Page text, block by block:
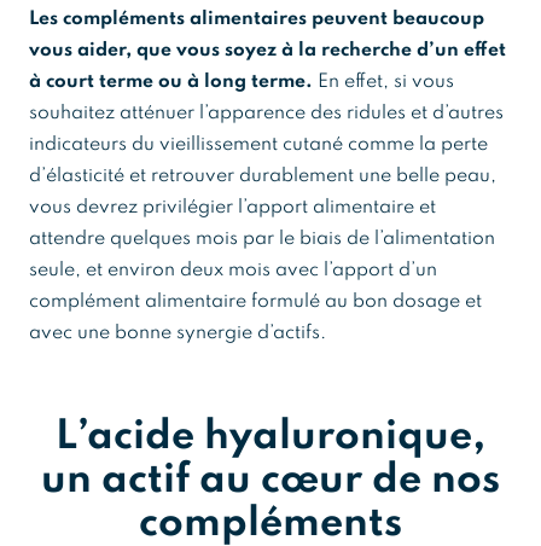
Les compléments alimentaires peuvent beaucoup
vous aider, que vous soyez à la recherche d’un effet
à court terme ou à long terme. En effet, si vous
souhaitez atténuer l’apparence des ridules et d’autres
indicateurs du vieillissement cutané comme la perte
d’élasticité et retrouver durablement une belle peau,
vous devrez privilégier l’apport alimentaire et
attendre quelques mois par le biais de l’alimentation
seule, et environ deux mois avec l’apport d’un
complément alimentaire formulé au bon dosage et
avec une bonne synergie d’actifs.
L’acide hyaluronique,
un actif au cœur de nos
compléments